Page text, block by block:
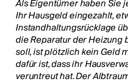
Als Eigentümer haben Sie
Ihr Hausgeld eingezahlt,
Instandhaltungsrücklage
die Reparatur der Heizung
soll, ist plötzlich kein Geld
dafür ist, dass ihr
veruntreut hat. Der